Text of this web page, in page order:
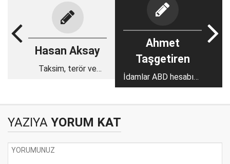
Hasan Aksay
Taksim, terör ve
Ahmet
Taşgetiren
İdamlar ABD hesabına
yazılır
YAZIYA YORUM KAT